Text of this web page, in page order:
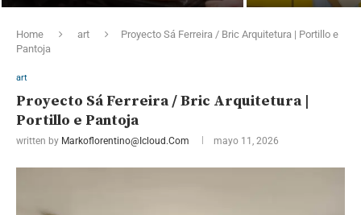
Home art
Proyecto Sá Ferreira / Bric Arquitetura | Portillo e
Pantoja
art
Proyecto Sá Ferreira / Bric Arquitetura |
Portillo e Pantoja
written by Markoflorentino@icloud.com mayo 11, 2026